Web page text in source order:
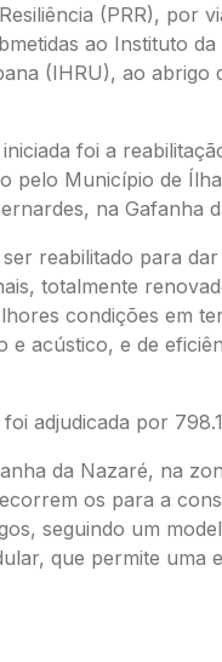
(PRR), por
ao Instituto
(IHRU), ao abrigo
foi a
pelo Município de
na Gafanha
reabilitado para
totalmente
condições em
e acústico, e de
foi adjudicada por
da Nazaré, na
os para a
seguindo um
que permite uma